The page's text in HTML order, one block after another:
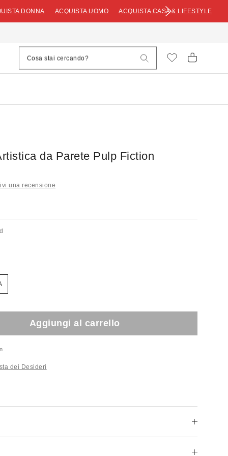
DONNA ACQUISTA UOMO ACQUISTA CASA & LIFESTYLE
da Parete Pulp Fiction
una recensione
Aggiungi al carrello
dei Desideri